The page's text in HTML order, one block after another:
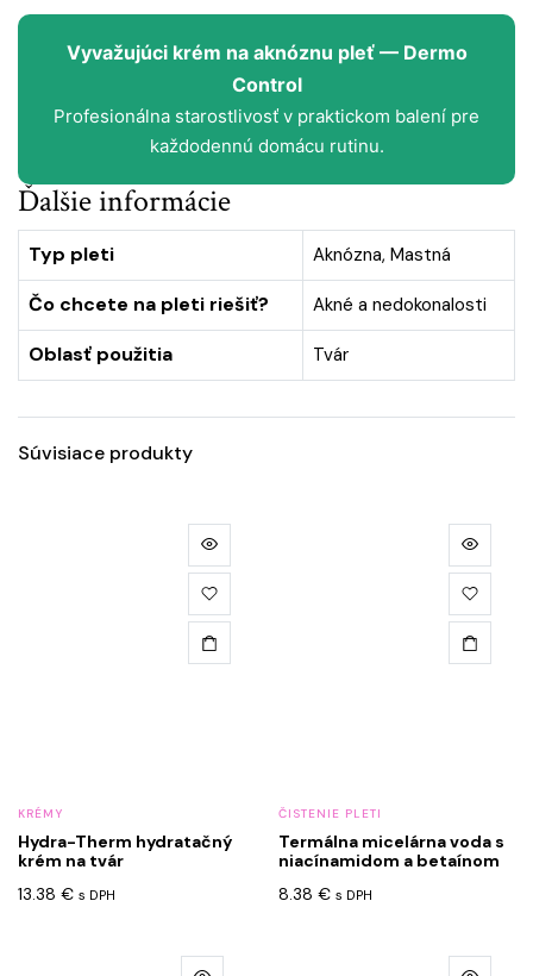
Vyvažujúci krém na aknóznu pleť — Dermo
Control
Profesionálna starostlivosť v praktickom balení pre
každodennú domácu rutinu.
Ďalšie informácie
Typ pleti Aknózna, Mastná
Čo chcete na pleti riešiť? Akné a nedokonalosti
Oblasť použitia Tvár
Súvisiace produkty
KRÉMY
Hydra-Therm hydratačný
krém na tvár
13.38 € s DPH
ČISTENIE PLETI
Termálna micelárna voda s
niacínamidom a betaínom
8.38 € s DPH